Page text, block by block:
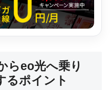
らeo光へ乗り
るポイント